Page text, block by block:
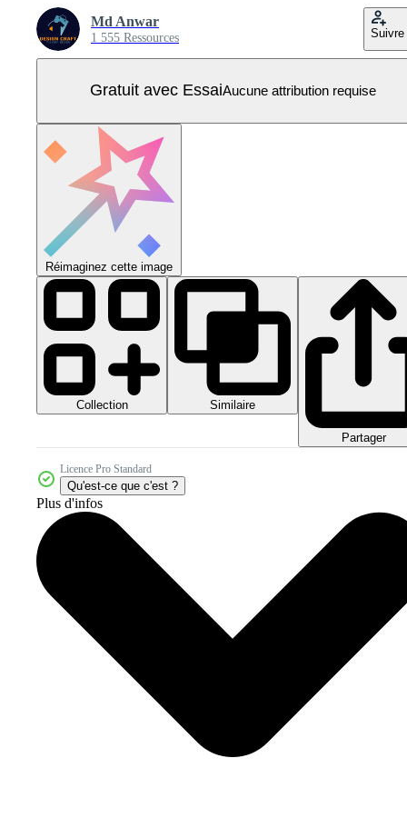
Md Anwar
1 555 Ressources Suivre
Gratuit avec EssaiAucune attribution requise
Réimaginez cette image
Collection Similaire
Partager
Licence Pro Standard
Qu'est-ce que c'est ?
Plus d'infos